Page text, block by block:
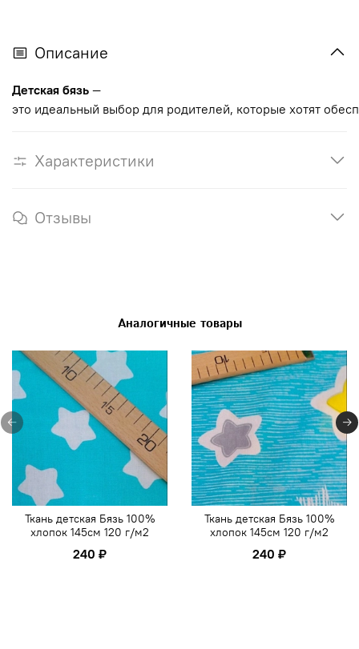
Описание
Детская бязь —
это идеальный выбор для родителей, которые хотят
Характеристики
Отзывы
Аналогичные товары
Ткань детская Бязь 100%
хлопок 145см 120 г/м2
240 ₽
Ткань детская Бязь 100%
хлопок 145см 120 г/м2
240 ₽